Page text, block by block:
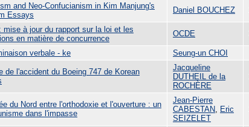
and Neo-Confucianism in Kim Manjung's
Essays
Daniel BOUCHEZ
mise à jour du rapport sur la loi et les
en matière de concurrence
OCDE
verbale - ke Seung-un CHOI
de l'accident du Boeing 747 de Korean
Jacqueline
DUTHEIL de la
ROCHÈRE
du Nord entre l'orthodoxie et l'ouverture : un
dans l'impasse
Jean-Pierre
CABESTAN
Eric
SEIZELET